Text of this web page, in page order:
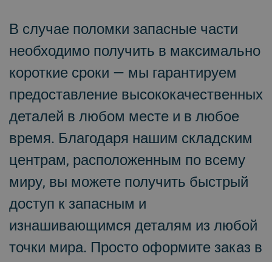
В случае поломки запасные части
необходимо получить в максимально
короткие сроки — мы гарантируем
предоставление высококачественных
деталей в любом месте и в любое
время. Благодаря нашим складским
центрам, расположенным по всему
миру, вы можете получить быстрый
доступ к запасным и
изнашивающимся деталям из любой
точки мира. Просто оформите заказ в